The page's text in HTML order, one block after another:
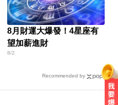
8月財運大爆發！4星座有
望加薪進財
8/2
Recommended by